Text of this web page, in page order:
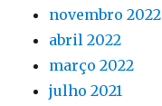
novembro 2022
abril 2022
março 2022
julho 2021